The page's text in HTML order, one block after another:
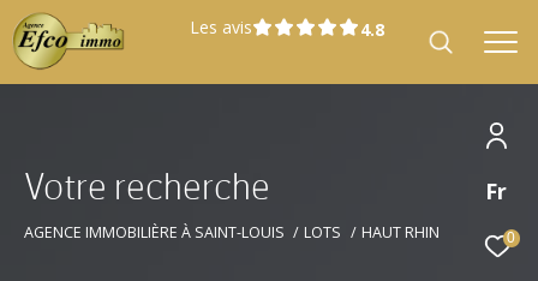
Fr
0
Les avis
Votre recherche
AGENCE IMMOBILIÈRE À SAINT-LOUIS LOTS HAUT RHIN
Effectuer une recherche
et trouver le bien qui correspond à vos